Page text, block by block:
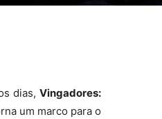
dias, Vingadores:
um marco para o